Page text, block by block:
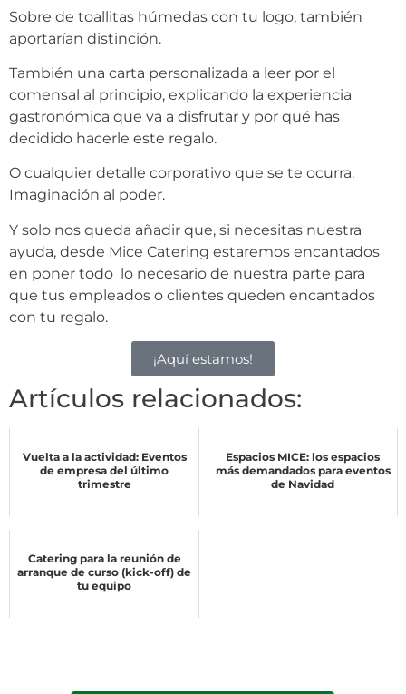
Sobre de toallitas húmedas con tu logo, también
aportarían distinción.
También una carta personalizada a leer por el
comensal al principio, explicando la experiencia
gastronómica que va a disfrutar y por qué has
decidido hacerle este regalo.
O cualquier detalle corporativo que se te ocurra.
Imaginación al poder.
Y solo nos queda añadir que, si necesitas nuestra
ayuda, desde Mice Catering estaremos encantados
en poner todo lo necesario de nuestra parte para
que tus empleados o clientes queden encantados
con tu regalo.
¡Aquí estamos!
Artículos relacionados:
Vuelta a la actividad: Eventos
de empresa del último
trimestre
Espacios MICE: los espacios
más demandados para eventos
de Navidad
Catering para la reunión de
arranque de curso (kick-off) de
tu equipo